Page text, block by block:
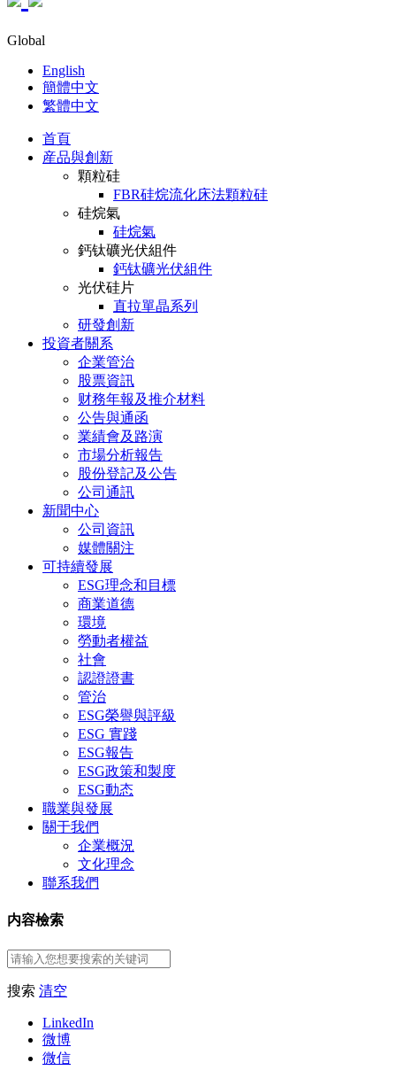
Global
English
簡體中文
繁體中文
首頁
産品與創新
顆粒硅
FBR硅烷流化床法顆粒硅
硅烷氣
硅烷氣
鈣钛礦光伏組件
鈣钛礦光伏組件
光伏硅片
直拉單晶系列
研發創新
投資者關系
企業管治
股票資訊
财務年報及推介材料
公告與通函
業績會及路演
市場分析報告
股份登記及公告
公司通訊
新聞中心
公司資訊
媒體關注
可持續發展
ESG理念和目標
商業道德
環境
勞動者權益
社會
認證證書
管治
ESG榮譽與評級
ESG 實踐
ESG報告
ESG政策和製度
ESG動态
職業與發展
關于我們
企業概況
文化理念
聯系我們
内容檢索
搜索 清空
LinkedIn
微博
微信